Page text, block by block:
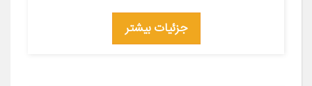
جزئیات بیشتر